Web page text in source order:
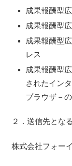
成果報酬型
成果報酬型
成果報酬型
レス
成果報酬型
されたイン
ブラウザ－
２．送信先とな
株式会社フォー